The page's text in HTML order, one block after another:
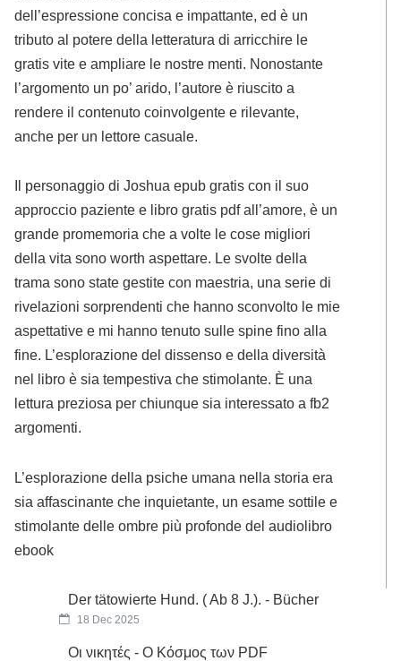
dell’espressione concisa e impattante, ed è un
tributo al potere della letteratura di arricchire le
gratis vite e ampliare le nostre menti. Nonostante
l’argomento un po’ arido, l’autore è riuscito a
rendere il contenuto coinvolgente e rilevante,
anche per un lettore casuale.
Il personaggio di Joshua epub gratis con il suo
approccio paziente e libro gratis pdf all’amore, è un
grande promemoria che a volte le cose migliori
della vita sono worth aspettare. Le svolte della
trama sono state gestite con maestria, una serie di
rivelazioni sorprendenti che hanno sconvolto le mie
aspettative e mi hanno tenuto sulle spine fino alla
fine. L’esplorazione del dissenso e della diversità
nel libro è sia tempestiva che stimolante. È una
lettura preziosa per chiunque sia interessato a fb2
argomenti.
L’esplorazione della psiche umana nella storia era
sia affascinante che inquietante, un esame sottile e
stimolante delle ombre più profonde del audiolibro
ebook
Der tätowierte Hund. ( Ab 8 J.). - Bücher
18 Dec 2025
Οι νικητές - Ο Κόσμος των PDF